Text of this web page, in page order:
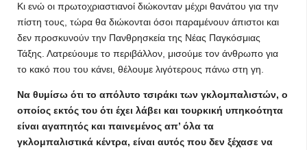
Κι ενώ οι πρωτοχριαστιανοί διώκονταν μέχρι θανάτου για την
πίστη τους, τώρα θα διώκονται όσοι παραμένουν άπιστοι και
δεν προσκυνούν την Πανθρησκεία της Νέας Παγκόσμιας
Τάξης. Λατρεύουμε το περιβάλλον, μισούμε τον άνθρωπο για
το κακό που του κάνει, θέλουμε λιγότερους πάνω στη γη.
Να θυμίσω ότι το απόλυτο τσιράκι των γκλομπαλιστών, ο
οποίος εκτός του ότι έχει λάβει και τουρκική υπηκοότητα
είναι αγαπητός και παινεμένος απ’ όλα τα
γκλομπαλιστικά κέντρα, είναι αυτός που δεν ξέχασε να